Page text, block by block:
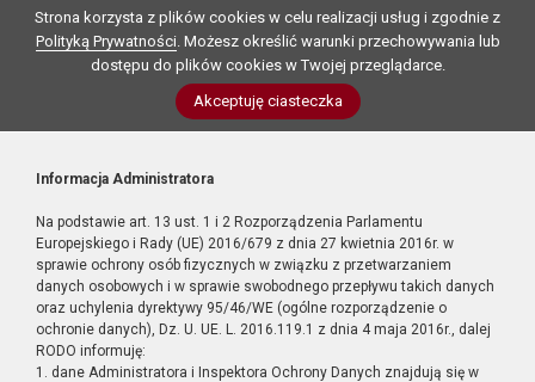
Strona korzysta z plików cookies w celu realizacji usług i zgodnie z
Polityką Prywatności. Możesz określić warunki przechowywania lub
dostępu do plików cookies w Twojej przeglądarce.
Akceptuję ciasteczka
Informacja Administratora
Na podstawie art. 13 ust. 1 i 2 Rozporządzenia Parlamentu
Europejskiego i Rady (UE) 2016/679 z dnia 27 kwietnia 2016r. w
sprawie ochrony osób fizycznych w związku z przetwarzaniem
danych osobowych i w sprawie swobodnego przepływu takich danych
oraz uchylenia dyrektywy 95/46/WE (ogólne rozporządzenie o
ochronie danych), Dz. U. UE. L. 2016.119.1 z dnia 4 maja 2016r., dalej
RODO informuję:
1. dane Administratora i Inspektora Ochrony Danych znajdują się w